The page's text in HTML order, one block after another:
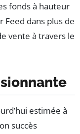
fonds à hauteur
Feed dans plus de
vente à travers le
estimée à
succès